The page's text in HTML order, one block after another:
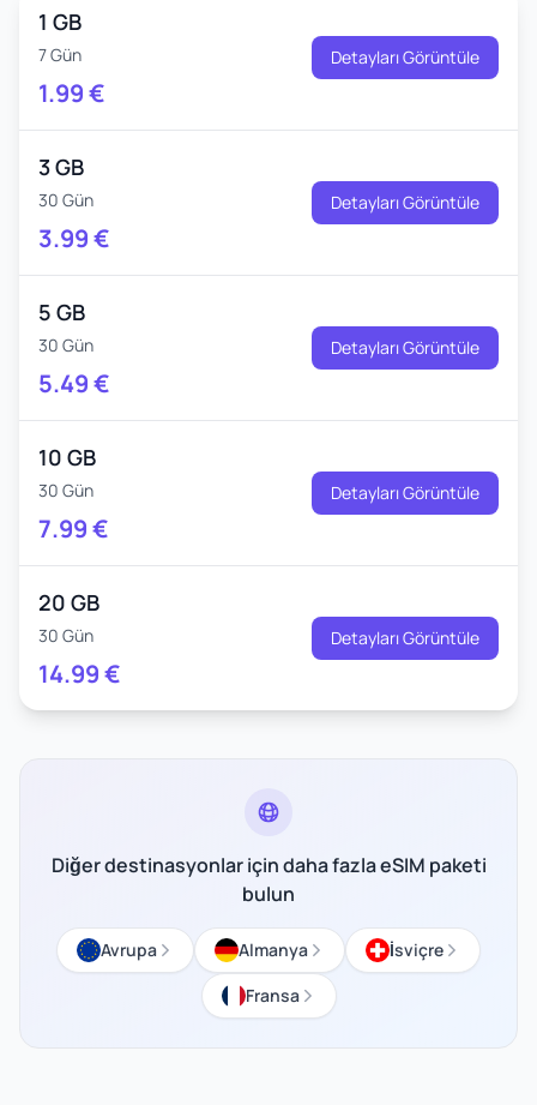
1 GB
7 Gün
1.99€
Detayları Görüntüle
3 GB
30 Gün
3.99€
Detayları Görüntüle
5 GB
30 Gün
5.49€
Detayları Görüntüle
10 GB
30 Gün
7.99€
Detayları Görüntüle
20 GB
30 Gün
14.99€
Detayları Görüntüle
Diğer destinasyonlar için daha fazla eSIM paketi
bulun
Avrupa Almanya
İsviçre
Fransa